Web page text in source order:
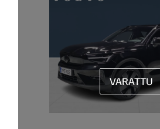
VARATTU